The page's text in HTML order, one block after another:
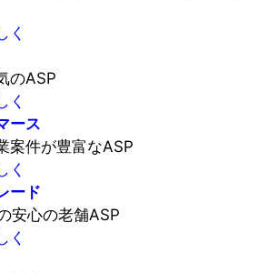
く
のASP
く
ース
案件が豊富なASP
く
ード
安心の老舗ASP
く